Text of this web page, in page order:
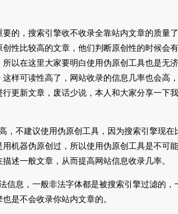
，搜索引擎收不收录全靠站内文章的质量
性比较高的文章，他们判断原创性的时候会
以在这里大家要明白使用伪原创工具也是无
样可读性高了，网站收录的信息几率也会高
更新文章，废话少说，本人和大家分享一下
不建议使用伪原创工具，因为搜索引擎现在
机器伪原创过，所以使用伪原创工具是不可
述一般文章，从而提高网站信息收录几率。
息，一般非法字体都是被搜索引擎过滤的，
是不会收录你站内文章的。